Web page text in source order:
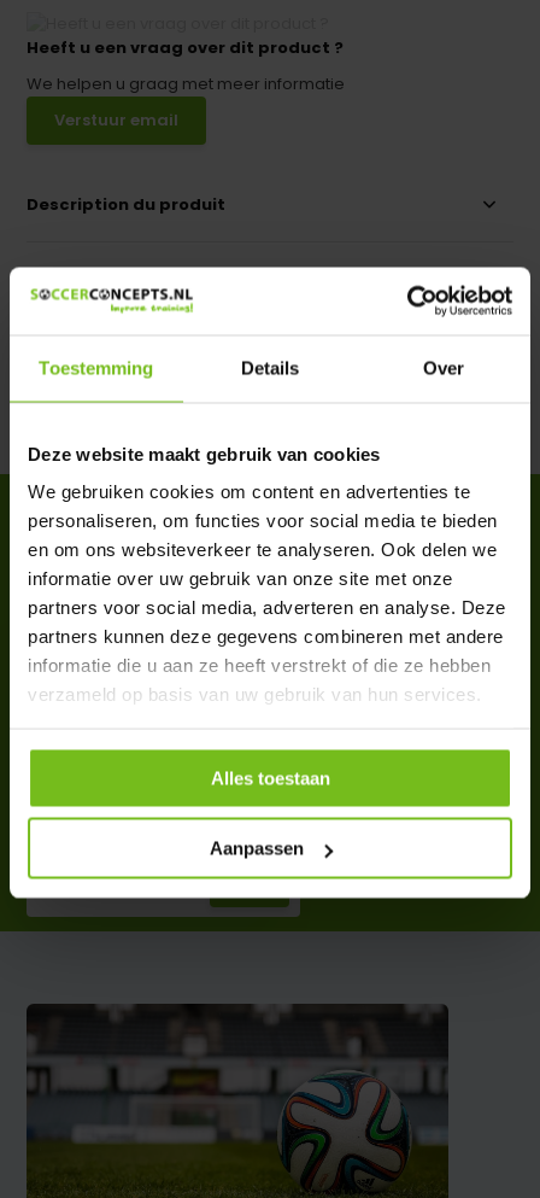
Toestemming Details Over
Deze website maakt gebruik van cookies
We gebruiken cookies om content en advertenties te
personaliseren, om functies voor social media te bieden
en om ons websiteverkeer te analyseren. Ook delen we
informatie over uw gebruik van onze site met onze
partners voor social media, adverteren en analyse. Deze
partners kunnen deze gegevens combineren met andere
informatie die u aan ze heeft verstrekt of die ze hebben
verzameld op basis van uw gebruik van hun services.
Alles toestaan
Aanpassen
Heeft u een vraag over dit product ?
We helpen u graag met meer informatie
Verstuur email
Description du produit
ACCESSOIRES
Complete your purchase
bâtonnets avec coin
€ 5,95
Deliverytime